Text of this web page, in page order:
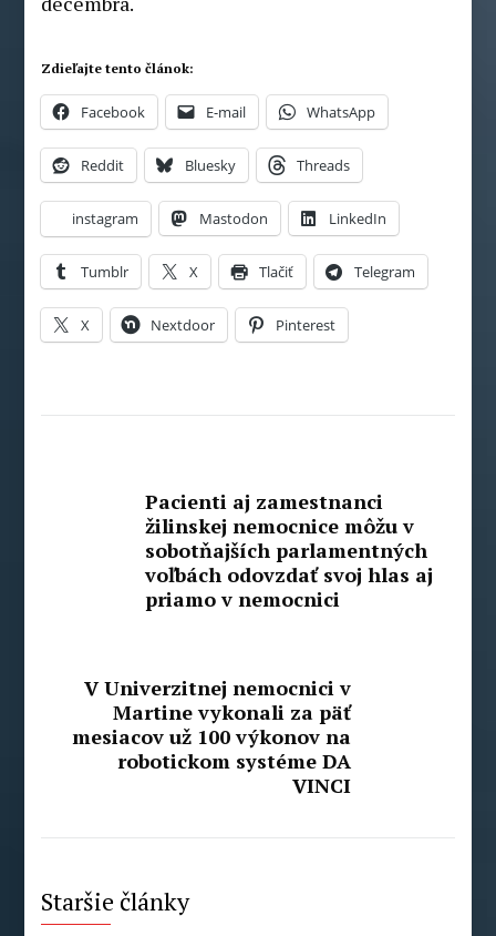
Zdieľajte tento článok:
Facebook E-mail WhatsApp
Reddit Bluesky Threads
instagram Mastodon LinkedIn
Tumblr X Tlačiť Telegram
X Nextdoor Pinterest
Pacienti aj zamestnanci
žilinskej nemocnice môžu v
sobotňajších parlamentných
voľbách odovzdať svoj hlas aj
priamo v nemocnici
V Univerzitnej nemocnici v
Martine vykonali za päť
mesiacov už 100 výkonov na
robotickom systéme DA
VINCI
Staršie články